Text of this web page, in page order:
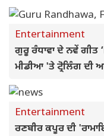
Entertainment
ਗੁਰੂ ਰੰਧਾਵਾ ਦੇ ਨਵੇਂ ਗੀਤ
ਮੀਡੀਆ 'ਤੇ ਟ੍ਰੋਲਿੰਗ ਦੀ
Entertainment
ਰਣਬੀਰ ਕਪੂਰ ਦੀ